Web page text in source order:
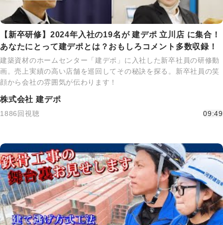
【新卒研修】2024年入社の19名が 建デポ 立川店 に集合！
あなたにとって建デポとは？おもしろコメント多数収録！
建築資材のホームセンター「建デポ」に入社した新卒社員の研修動
画。売上実績の高い店舗を巡回してその秘訣を探る。新卒社員の笑
顔から会社の雰囲気が伝わります！
株式会社 建デポ
1886回視聴 09:49